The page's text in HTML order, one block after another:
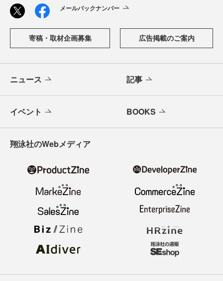
メールバックナンバー
寄稿・取材企画募集 広告掲載のご案内
ニュース 記事
イベント BOOKS
翔泳社のWebメディア